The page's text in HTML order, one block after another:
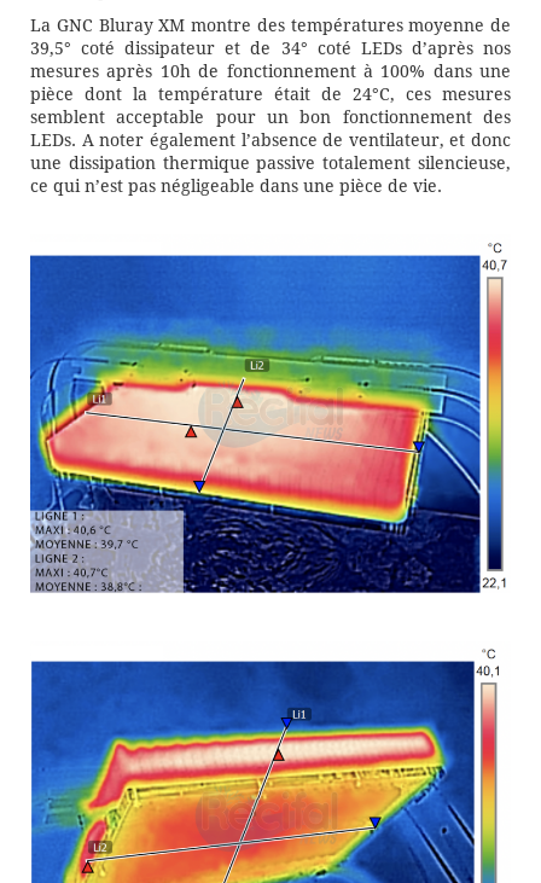
La GNC Bluray XM montre des températures moyenne de
39,5° coté dissipateur et de 34° coté LEDs d’après nos
mesures après 10h de fonctionnement à 100% dans une
pièce dont la température était de 24°C, ces mesures
semblent acceptable pour un bon fonctionnement des
LEDs. A noter également l’absence de ventilateur, et donc
une dissipation thermique passive totalement silencieuse,
ce qui n’est pas négligeable dans une pièce de vie.